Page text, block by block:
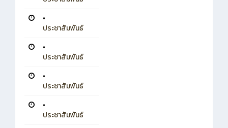
•
ประชาสัมพันธ์
•
ประชาสัมพันธ์
•
ประชาสัมพันธ์
•
ประชาสัมพันธ์